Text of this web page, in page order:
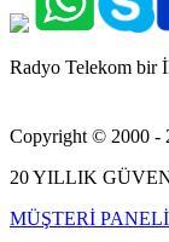
Radyo Telekom
Copyright © 2000 -
20 YILLIK
MÜŞTERİ PANELİ